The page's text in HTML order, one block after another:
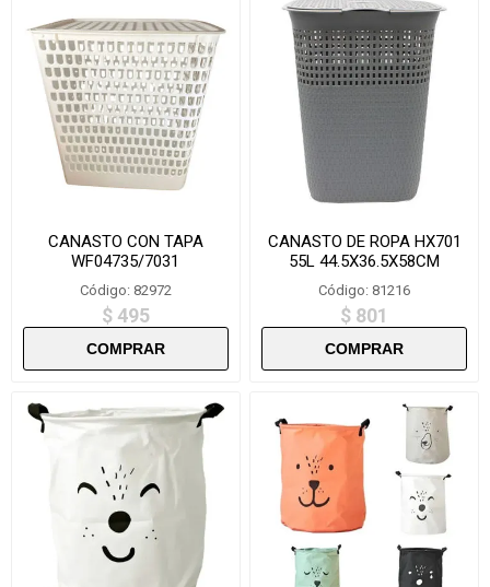
CANASTO CON TAPA
WF04735/7031
Código: 82972
$ 495
CANASTO DE ROPA HX701
55L 44.5X36.5X58CM
Código: 81216
$ 801